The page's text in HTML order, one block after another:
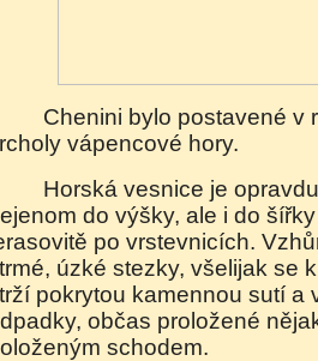
Chenini bylo postavené v roce 1143 mezi dvěma
vápencové hory.
Horská vesnice je opravdu velká, rozkládá se
do výšky, ale i do
po vrstevnicích.
úzké stezky, všelijak se
pokrytou kamennou sutí a
občas proložené
schodem.